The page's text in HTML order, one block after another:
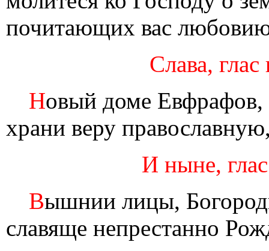
почитающих вас
Слава,
Новый доме Евфрафов,
храни веру
И ныне,
Вышнии лицы,
славяще непрестанно